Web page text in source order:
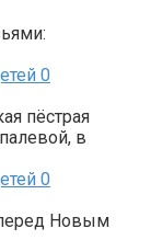
0
пёстрая
в
0
Новым